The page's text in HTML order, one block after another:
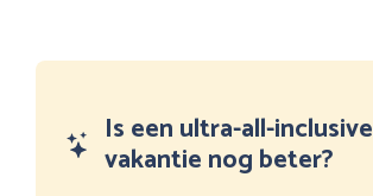
Is een ultra-all-inclusive
vakantie nog beter?